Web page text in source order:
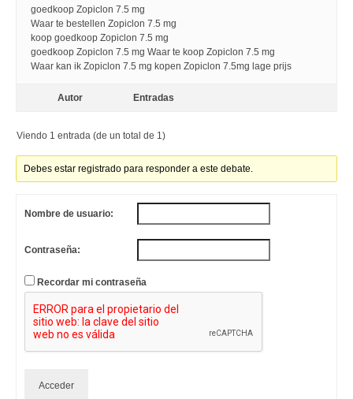
goedkoop Zopiclon 7.5 mg
Waar te bestellen Zopiclon 7.5 mg
koop goedkoop Zopiclon 7.5 mg
goedkoop Zopiclon 7.5 mg Waar te koop Zopiclon 7.5 mg
Waar kan ik Zopiclon 7.5 mg kopen Zopiclon 7.5mg lage prijs
Autor Entradas
Viendo 1 entrada (de un total de 1)
Debes estar registrado para responder a este debate.
Nombre de usuario:
Contraseña:
Recordar mi contraseña
Acceder